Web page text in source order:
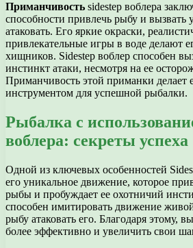
Приманчивость sidestep воблера
способности привлечь рыбу и вызвать
атаковать. Его яркие окраски,
привлекательные игры в воде делают
хищников. Sidestep воблер способен
инстинкт атаки, несмотря на ее
Приманчивость этой приманки делает
инструментом для успешной рыбалки.
Рыбалка с
воблера: секреты успеха
Одной из ключевых особенностей
его уникальное движение, которое
рыбы и пробуждает ее охотничий
способен имитировать движение
рыбу атаковать его. Благодаря этому,
более эффективно и увеличить свои